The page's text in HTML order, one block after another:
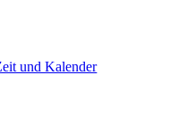
und Kalender